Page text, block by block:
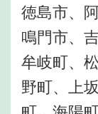
徳島市、
鳴門市、
牟岐町、
野町、上